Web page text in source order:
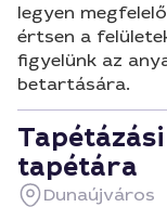
legyen
értsen a
figyelünk az
betartására.
tapétára
Dunaújváros